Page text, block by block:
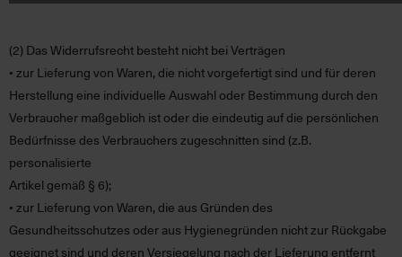
(2) Das Widerrufsrecht besteht nicht bei Verträgen
• zur Lieferung von Waren, die nicht vorgefertigt sind und für deren
Herstellung eine individuelle Auswahl oder Bestimmung durch den
Verbraucher maßgeblich ist oder die eindeutig auf die persönlichen
Bedürfnisse des Verbrauchers zugeschnitten sind (z.B.
personalisierte
Artikel gemäß § 6);
• zur Lieferung von Waren, die aus Gründen des
Gesundheitsschutzes oder aus Hygienegründen nicht zur Rückgabe
geeignet sind und deren Versiegelung nach der Lieferung entfernt